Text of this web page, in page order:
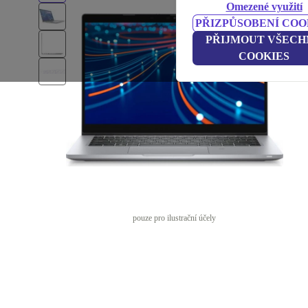
Omezené využití
PŘIZPŮSOBENÍ
PŘIJMOUT
COOKIES
pouze pro ilustrační účely